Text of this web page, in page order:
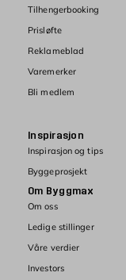
Tilhengerbooking
Prisløfte
Reklameblad
Varemerker
Bli medlem
Inspirasjon
Inspirasjon og tips
Byggeprosjekt
Om Byggmax
Om oss
Ledige stillinger
Våre verdier
Investors